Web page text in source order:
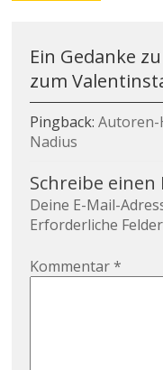
Ein Gedanke zu
zum
Pingback:Autoren-
Nadius
Schreibe
Deine E-Mail-
Erforderliche
Kommentar*